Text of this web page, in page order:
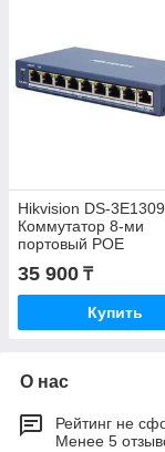
Hikvision DS-
Коммутатор 8-ми
портовый POE
35 900 ₸
Купить
О нас
Рейтинг не
Менее 5